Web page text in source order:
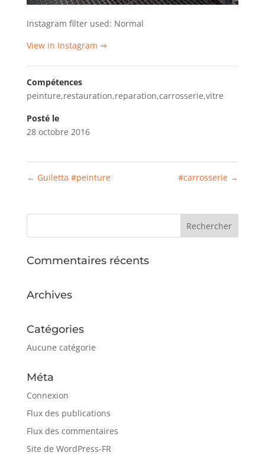
Instagram filter used: Normal
View in Instagram ⇒
Compétences
peinture,restauration,reparation,carrosserie,vitre
Posté le
28 octobre 2016
← Guiletta #peinture #carrosserie →
Commentaires récents
Archives
Catégories
Aucune catégorie
Méta
Connexion
Flux des publications
Flux des commentaires
Site de WordPress-FR